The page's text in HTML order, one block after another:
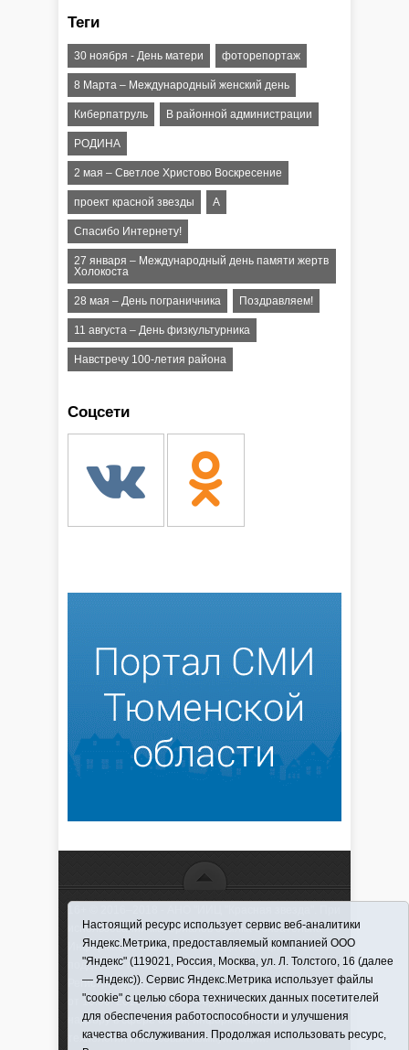
Теги
30 ноября - День матери фоторепортаж
8 Марта – Международный женский день
Киберпатруль В районной администрации
РОДИНА
2 мая – Светлое Христово Воскресение
проект красной звезды А
Спасибо Интернету!
27 января – Международный день памяти жертв
Холокоста
28 мая – День пограничника Поздравляем!
11 августа – День физкультурника
Навстречу 100-летия района
Соцсети
использовании материалов ссылка обязательна
Информационная лента выходит при финансовой
поддержке правительства Тюменской области
Регистрационный номер СМИ ЭЛ № ФС 77-66066
от 10.06. 2016 г. выдано Федеральной службой по
надзору в сфере связи, информационных
технологий и массовых коммуникаций.
Настоящий ресурс использует сервис веб-аналитики
Яндекс.Метрика, предоставляемый компанией ООО
"Яндекс" (119021, Россия, Москва, ул. Л. Толстого, 16 (далее
— Яндекс)). Сервис Яндекс.Метрика использует файлы
"cookie" с целью сбора технических данных посетителей
для обеспечения работоспособности и улучшения
качества обслуживания. Продолжая использовать ресурс,